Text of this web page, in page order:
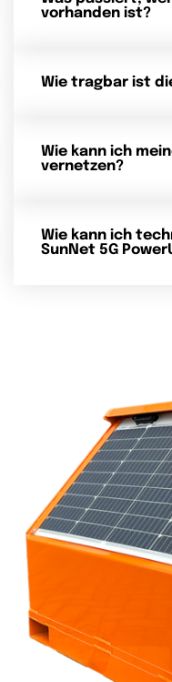
vorhanden ist?
Wie tragbar ist
Wie kann ich
vernetzen?
Wie kann ich
SunNet 5G